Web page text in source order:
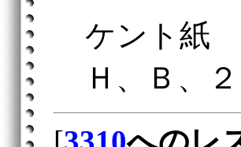
ケント紙
Ｈ、Ｂ、２